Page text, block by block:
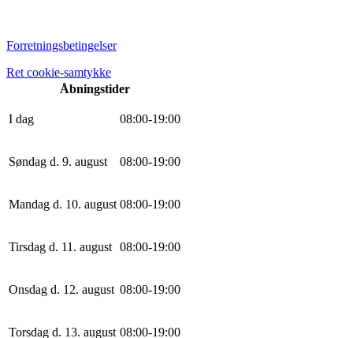
Forretningsbetingelser
Ret cookie-samtykke
Åbningstider
I dag 08:00-19:00
Søndag d. 9. august 08:00-19:00
Mandag d. 10. august 08:00-19:00
Tirsdag d. 11. august 08:00-19:00
Onsdag d. 12. august 08:00-19:00
Torsdag d. 13. august 08:00-19:00